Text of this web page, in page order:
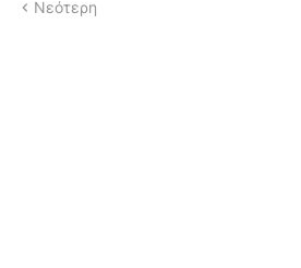
Νεότερη